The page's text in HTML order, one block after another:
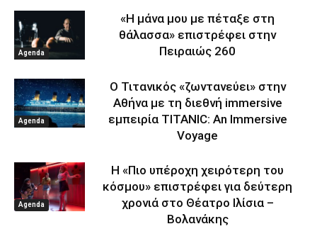
Agenda
«Η μάνα μου με πέταξε στη
θάλασσα» επιστρέφει στην
Πειραιώς 260
Agenda
Ο Τιτανικός «ζωντανεύει» στην
Αθήνα με τη διεθνή immersive
εμπειρία TITANIC: An Immersive
Voyage
Agenda
Η «Πιο υπέροχη χειρότερη του
κόσμου» επιστρέφει για δεύτερη
χρονιά στο Θέατρο Ιλίσια –
Βολανάκης